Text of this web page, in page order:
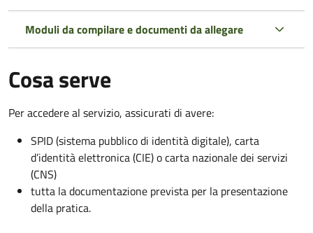
Moduli da compilare e documenti da allegare
Cosa serve
Per accedere al servizio, assicurati di avere:
SPID (sistema pubblico di identità digitale), carta
d’identità elettronica (CIE) o carta nazionale dei servizi
(CNS)
tutta la documentazione prevista per la presentazione
della pratica.